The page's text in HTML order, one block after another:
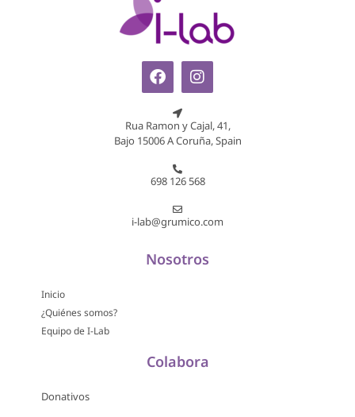
Rua Ramon y Cajal, 41,
Bajo 15006 A Coruña, Spain
698 126 568
i-lab@grumico.com
Nosotros
Inicio
¿Quiénes somos?
Equipo de I-Lab
Colabora
Donativos